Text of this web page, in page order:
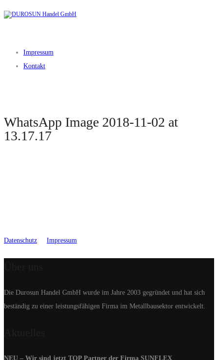
Impressum
Kontakt
WhatsApp Image 2018-11-02 at
13.17.17
Datenschutz Impressum
Die Durosun Handel GmbH wurde im Jahre 2003 gegründet und hat sich
beständig zu einer leistungsfähigen Firma im Metallbausektor entwickelt.
NEU – Wir sind jetzt TOP Partner der Firma SUNFLEX